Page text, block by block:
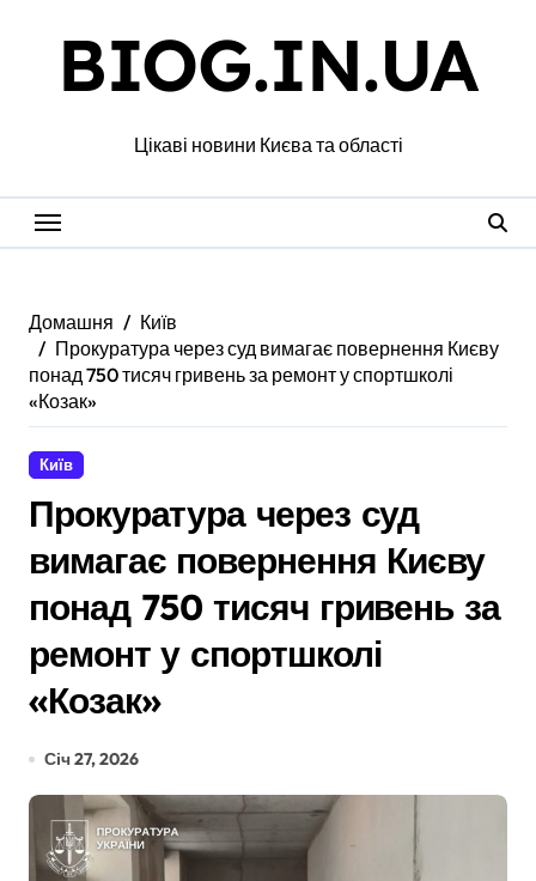
BIOG.IN.UA
Цікаві новини Києва та області
Домашня
Київ
Прокуратура через суд вимагає повернення Києву
понад 750 тисяч гривень за ремонт у спортшколі
«Козак»
Київ
Прокуратура через суд
вимагає повернення Києву
понад 750 тисяч гривень за
ремонт у спортшколі
«Козак»
Січ 27, 2026